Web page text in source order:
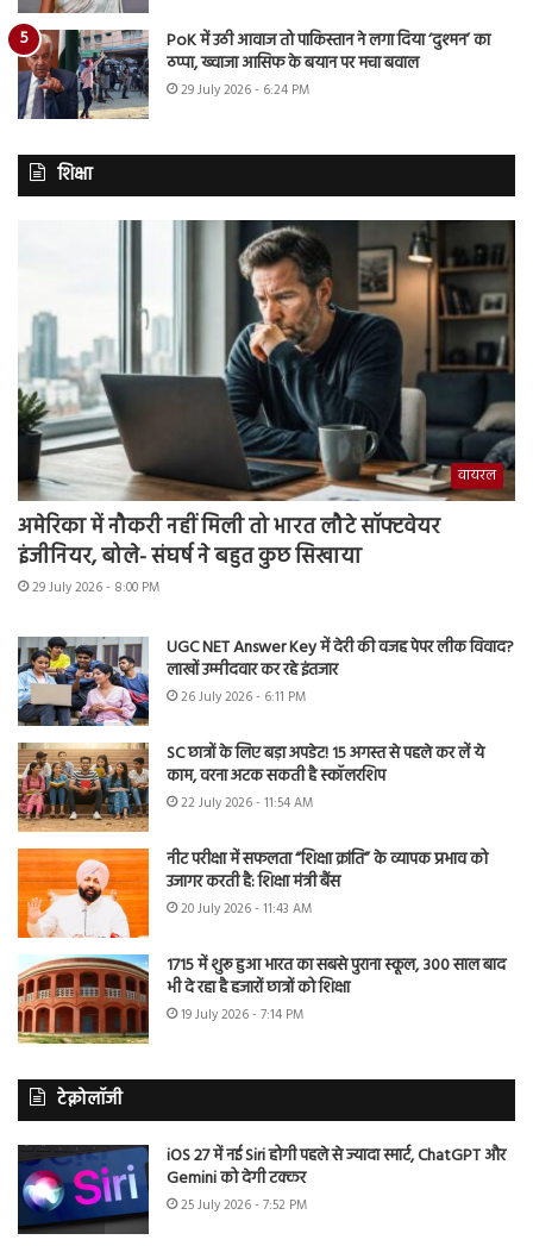
PoK में उठी आवाज तो पाकिस्तान ने लगा दिया ‘दुश्मन’ का
ठप्पा, ख्वाजा आसिफ के बयान पर मचा बवाल
29 July 2026 - 6:24 PM
शिक्षा
वायरल
अमेरिका में नौकरी नहीं मिली तो भारत लौटे सॉफ्टवेयर
इंजीनियर, बोले- संघर्ष ने बहुत कुछ सिखाया
29 July 2026 - 8:00 PM
UGC NET Answer Key में देरी की वजह पेपर लीक विवाद?
लाखों उम्मीदवार कर रहे इंतजार
26 July 2026 - 6:11 PM
SC छात्रों के लिए बड़ा अपडेट! 15 अगस्त से पहले कर लें ये
काम, वरना अटक सकती है स्कॉलरशिप
22 July 2026 - 11:54 AM
नीट परीक्षा में सफलता “शिक्षा क्रांति” के व्यापक प्रभाव को
उजागर करती है: शिक्षा मंत्री बैंस
20 July 2026 - 11:43 AM
1715 में शुरू हुआ भारत का सबसे पुराना स्कूल, 300 साल बाद
भी दे रहा है हजारों छात्रों को शिक्षा
19 July 2026 - 7:14 PM
टेक्नोलॉजी
iOS 27 में नई Siri होगी पहले से ज्यादा स्मार्ट, ChatGPT और
Gemini को देगी टक्कर
25 July 2026 - 7:52 PM